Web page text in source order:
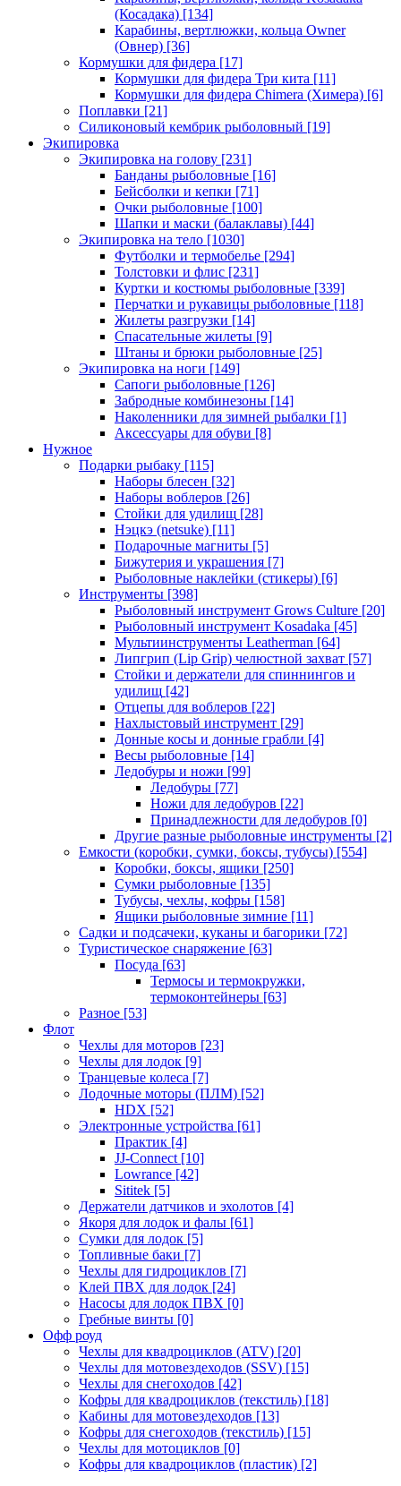
(Косадака) [134]
Карабины, вертлюжки, кольца Owner
(Овнер) [36]
Кормушки для фидера [17]
Кормушки для фидера Три кита [11]
Кормушки для фидера Chimera (Химера) [6]
Поплавки [21]
Силиконовый кембрик рыболовный [19]
Экипировка
Экипировка на голову [231]
Банданы рыболовные [16]
Бейсболки и кепки [71]
Очки рыболовные [100]
Шапки и маски (балаклавы) [44]
Экипировка на тело [1030]
Футболки и термобелье [294]
Толстовки и флис [231]
Куртки и костюмы рыболовные [339]
Перчатки и рукавицы рыболовные [118]
Жилеты разгрузки [14]
Спасательные жилеты [9]
Штаны и брюки рыболовные [25]
Экипировка на ноги [149]
Сапоги рыболовные [126]
Забродные комбинезоны [14]
Наколенники для зимней рыбалки [1]
Аксессуары для обуви [8]
Нужное
Подарки рыбаку [115]
Наборы блесен [32]
Наборы воблеров [26]
Стойки для удилищ [28]
Нэцкэ (netsuke) [11]
Подарочные магниты [5]
Бижутерия и украшения [7]
Рыболовные наклейки (стикеры) [6]
Инструменты [398]
Рыболовный инструмент Grows Culture [20]
Рыболовный инструмент Kosadaka [45]
Мультиинструменты Leatherman [64]
Липгрип (Lip Grip) челюстной захват [57]
Стойки и держатели для спиннингов и
удилищ [42]
Отцепы для воблеров [22]
Нахлыстовый инструмент [29]
Донные косы и донные грабли [4]
Весы рыболовные [14]
Ледобуры и ножи [99]
Ледобуры [77]
Ножи для ледобуров [22]
Принадлежности для ледобуров [0]
Другие разные рыболовные инструменты [2]
Емкости (коробки, сумки, боксы, тубусы) [554]
Коробки, боксы, ящики [250]
Сумки рыболовные [135]
Тубусы, чехлы, кофры [158]
Ящики рыболовные зимние [11]
Садки и подсачеки, куканы и багорики [72]
Туристическое снаряжение [63]
Посуда [63]
Термосы и термокружки,
термоконтейнеры [63]
Разное [53]
Флот
Чехлы для моторов [23]
Чехлы для лодок [9]
Транцевые колеса [7]
Лодочные моторы (ПЛМ) [52]
HDX [52]
Электронные устройства [61]
Практик [4]
JJ-Connect [10]
Lowrance [42]
Sititek [5]
Держатели датчиков и эхолотов [4]
Якоря для лодок и фалы [61]
Сумки для лодок [5]
Топливные баки [7]
Чехлы для гидроциклов [7]
Клей ПВХ для лодок [24]
Насосы для лодок ПВХ [0]
Гребные винты [0]
Офф роуд
Чехлы для квадроциклов (ATV) [20]
Чехлы для мотовездеходов (SSV) [15]
Чехлы для снегоходов [42]
Кофры для квадроциклов (текстиль) [18]
Кабины для мотовездеходов [13]
Кофры для снегоходов (текстиль) [15]
Чехлы для мотоциклов [0]
Кофры для квадроциклов (пластик) [2]